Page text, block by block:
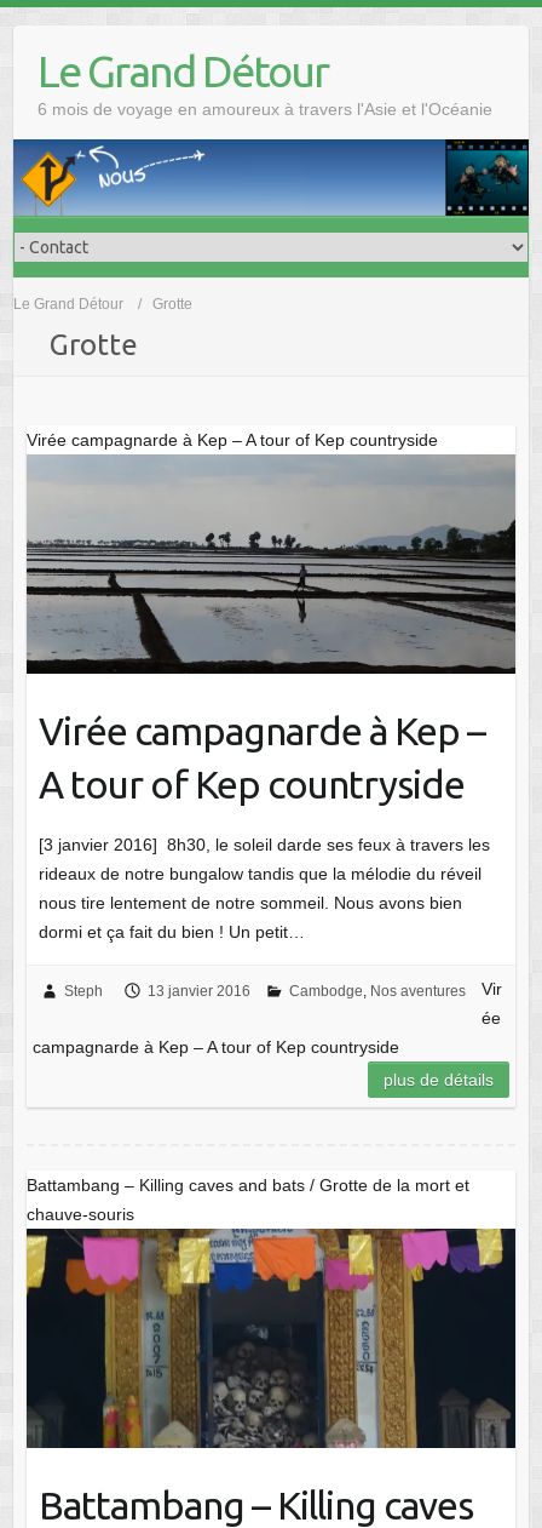
Le Grand Détour
6 mois de voyage en amoureux à travers l'Asie et l'Océanie
Le Grand Détour Grotte
Grotte
Virée campagnarde à Kep – A tour of Kep countryside
Virée campagnarde à Kep –
A tour of Kep countryside
[3 janvier 2016] 8h30, le soleil darde ses feux à travers les
rideaux de notre bungalow tandis que la mélodie du réveil
nous tire lentement de notre sommeil. Nous avons bien
dormi et ça fait du bien ! Un petit…
Steph 13 janvier 2016 Cambodge Nos aventures
Vir
ée
campagnarde à Kep – A tour of Kep countryside
plus de détails
Battambang – Killing caves and bats / Grotte de la mort et
chauve-souris
Battambang – Killing caves